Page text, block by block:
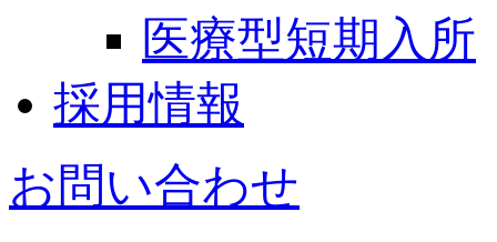
医療型短期入所
採用情報
お問い合わせ